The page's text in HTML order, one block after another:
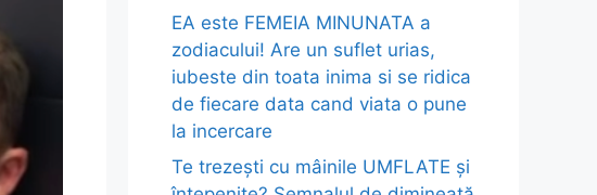
EA este FEMEIA MINUNATA a
zodiacului! Are un suflet urias,
iubeste din toata inima si se ridica
de fiecare data cand viata o pune
la incercare
Te trezești cu mâinile UMFLATE și